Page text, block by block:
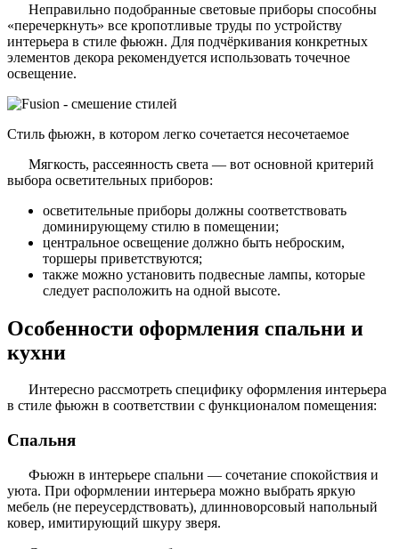
Неправильно подобранные световые приборы способны
«перечеркнуть» все кропотливые труды по устройству
интерьера в стиле фьюжн. Для подчёркивания конкретных
элементов декора рекомендуется использовать точечное
освещение.
Стиль фьюжн, в котором легко сочетается несочетаемое
Мягкость, рассеянность света — вот основной критерий
выбора осветительных приборов:
осветительные приборы должны соответствовать
доминирующему стилю в помещении;
центральное освещение должно быть неброским,
торшеры приветствуются;
также можно установить подвесные лампы, которые
следует расположить на одной высоте.
Особенности оформления спальни и
кухни
Интересно рассмотреть специфику оформления интерьера
в стиле фьюжн в соответствии с функционалом помещения:
Спальня
Фьюжн в интерьере спальни — сочетание спокойствия и
уюта. При оформлении интерьера можно выбрать яркую
мебель (не переусердствовать), длинноворсовый напольный
ковер, имитирующий шкуру зверя.